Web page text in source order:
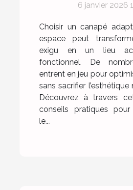
6 janvier 2026
Choisir un canapé
espace peut
exigu en un lieu
fonctionnel. De
entrent en jeu pour
sans sacrifier
Découvrez à travers
conseils pratiques pour
le...